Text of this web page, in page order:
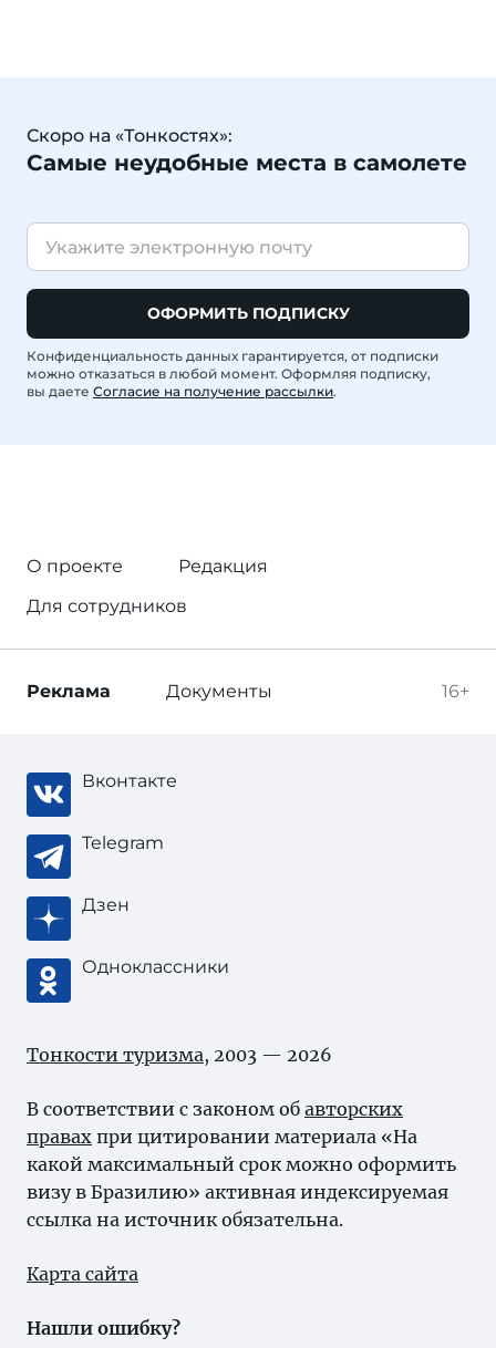
Скоро на «Тонкостях»:
Самые неудобные места в самолете
ОФОРМИТЬ ПОДПИСКУ
Конфиденциальность данных гарантируется, от подписки
можно отказаться в любой момент. Оформляя подписку,
вы даете Согласие на получение рассылки.
О проекте
Редакция
Для сотрудников
16+
Реклама Документы
Вконтакте
Telegram
Дзен
Одноклассники
Тонкости туризма, 2003 — 2026
В соответствии с законом об авторских
правах при цитировании материала «На
какой максимальный срок можно оформить
визу в Бразилию» активная индексируемая
ссылка на источник обязательна.
Карта сайта
Нашли ошибку?